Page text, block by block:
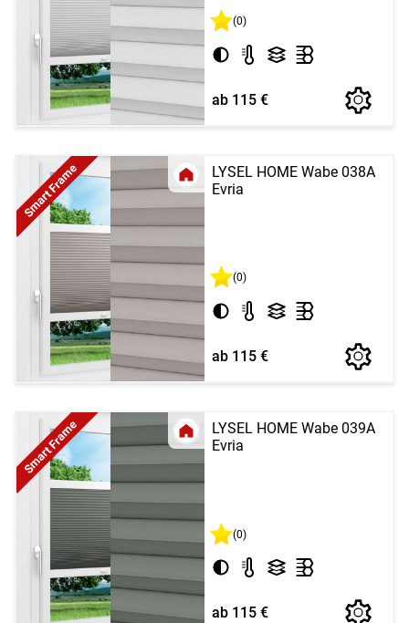
(0)
ab 115 €
LYSEL HOME Wabe 038A
Evria
Smart Frame
(0)
ab 115 €
LYSEL HOME Wabe 039A
Evria
Smart Frame
(0)
ab 115 €